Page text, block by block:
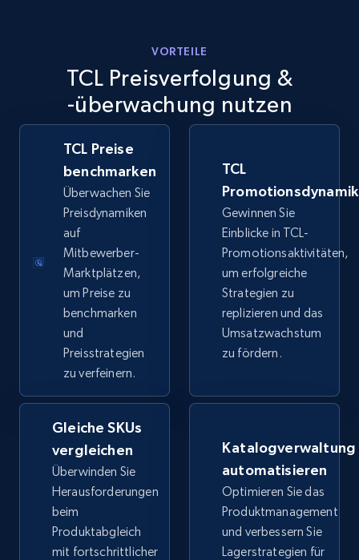
875+ Jetzt anfangen
Walmart - products - Discover products by
using sku numbers
URL, Final price, Sku, Currency, Gtin,
Specifications, Image urls, Top reviews, and
5.6K+ Jetzt anfangen
TikTok Shop
URL, Title, Available, Description, Currency, Initial
price, Final price, Discount percent, and more.
TikTok Shop - category
URL, Title, Available, Description, Currency, Initial
price, Final price, Discount percent, and more.
VORTEILE
TCL Preisverfolgung &
-überwachung nutzen
TCL Preise
benchmarken
Überwachen Sie
Preisdynamiken
auf
Mitbewerber-
Marktplätzen,
um Preise zu
benchmarken
und
Preisstrategien
zu verfeinern.
TCL
Gewinnen Sie
Einblicke in TCL-
Promotionsaktivitäten,
um erfolgreiche
Strategien zu
replizieren und das
Umsatzwachstum
zu fördern.
Gleiche SKUs
vergleichen
Überwinden Sie
Herausforderungen
beim
Produktabgleich
mit fortschrittlicher
Katalogverwaltung
automatisieren
Optimieren Sie das
Produktmanagement
und verbessern Sie
Lagerstrategien für